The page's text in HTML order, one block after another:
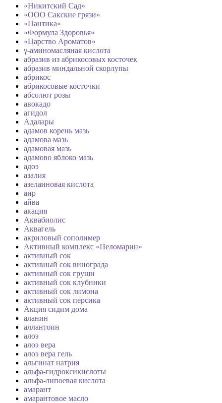
«Никитский Сад»
«ООО Сакские грязи»
«Пантика»
«Формула Здоровья»
«Царство Ароматов»
γ-аминомасляная кислота
абразив из абрикосовых косточек
абразив миндальной скорлупы
абрикос
абрикосовые косточки
абсолют розы
авокадо
агидол
Адалары
адамов корень мазь
адамова мазь
адамовая мазь
адамово яблоко мазь
адоэ
азалия
азелаиновая кислота
аир
айва
акация
Аквабиолис
Аквагель
акриловый сополимер
Активный комплекс «Пеломарин»
активный сок
активный сок винограда
активный сок груши
активный сок клубники
активный сок лимона
активный сок персика
Акция сидим дома
аланин
аллантоин
алоэ
алоэ вера
алоэ вера гель
альгинат натрия
альфа-гидроксикислоты
альфа-липоевая кислота
амарант
амарантовое масло